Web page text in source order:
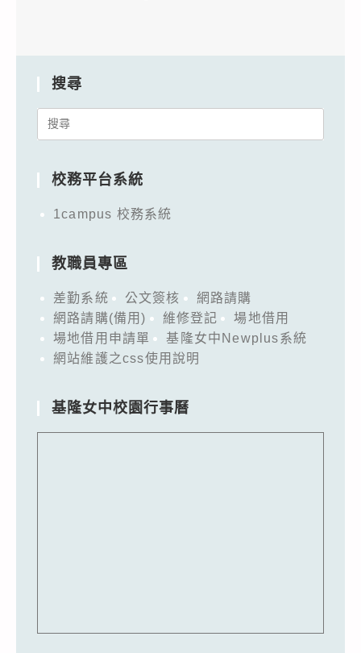
搜尋
Search
校務平台系統
1campus 校務系統
教職員專區
差勤系統 公文簽核
網路請購
網路請購(備用)
維修登記
場地借用
場地借用申請單
基隆女中Newplus系統
網站維護之css使用說明
基隆女中校園行事曆